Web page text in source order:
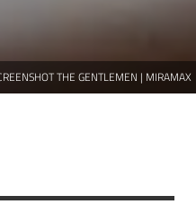
THE GENTLEMEN | MIRAMAX